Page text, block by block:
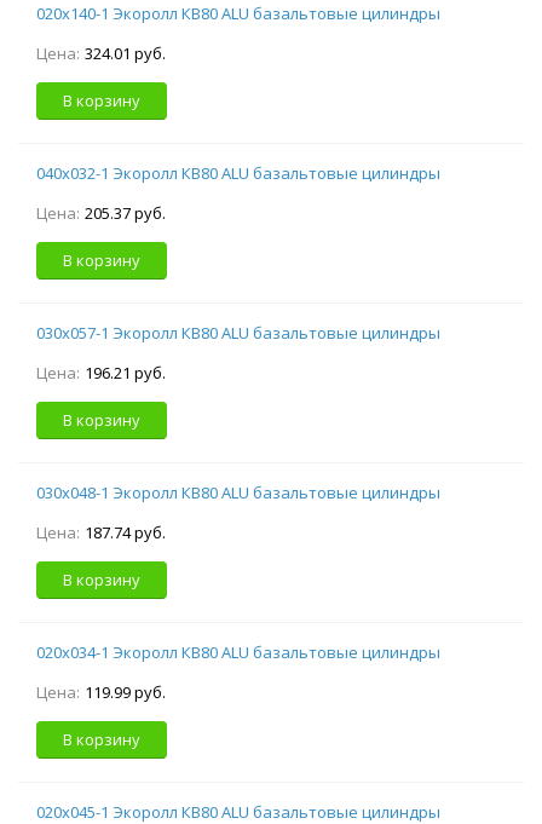
020х140-1 Экоролл КВ80 ALU базальтовые цилиндры
Цена: 324.01 руб.
В корзину
040х032-1 Экоролл КВ80 ALU базальтовые цилиндры
Цена: 205.37 руб.
В корзину
030х057-1 Экоролл КВ80 ALU базальтовые цилиндры
Цена: 196.21 руб.
В корзину
030х048-1 Экоролл КВ80 ALU базальтовые цилиндры
Цена: 187.74 руб.
В корзину
020х034-1 Экоролл КВ80 ALU базальтовые цилиндры
Цена: 119.99 руб.
В корзину
020х045-1 Экоролл КВ80 ALU базальтовые цилиндры